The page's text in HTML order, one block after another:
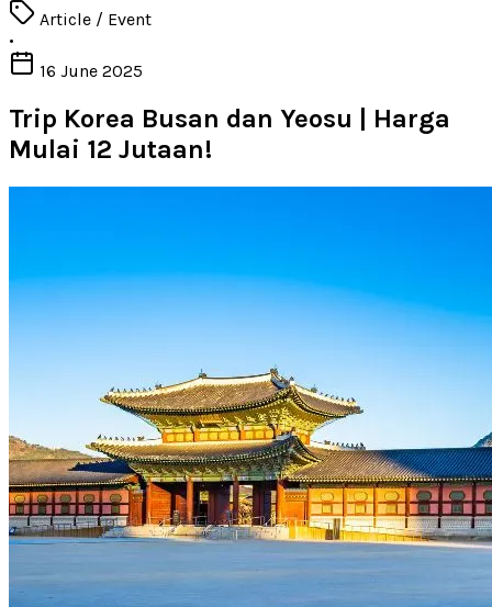
Article / Event
•
16 June 2025
Trip Korea Busan dan Yeosu | Harga
Mulai 12 Jutaan!